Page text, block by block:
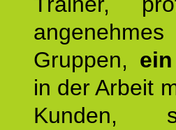
Gruppen,
in der Arbeit
Kunden,